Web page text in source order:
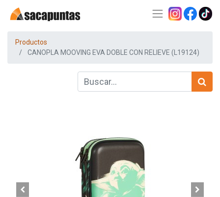
Productos
CANOPLA MOOVING EVA DOBLE CON RELIEVE (L19124)